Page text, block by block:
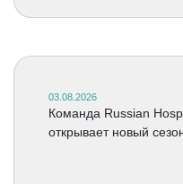
03.08.2026
Команда Russian
открывает новый